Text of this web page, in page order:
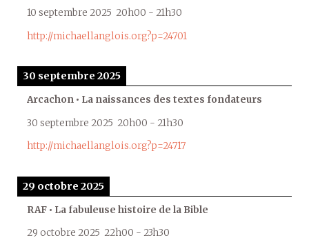
10 septembre 2025 20h00 - 21h30
http://michaellanglois.org?p=24701
30 septembre 2025
Arcachon • La naissances des textes fondateurs
30 septembre 2025 20h00 - 21h30
http://michaellanglois.org?p=24717
29 octobre 2025
RAF • La fabuleuse histoire de la Bible
29 octobre 2025 22h00 - 23h30